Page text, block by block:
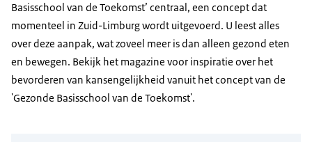
Basisschool van de Toekomst’ centraal, een concept dat
momenteel in Zuid-Limburg wordt uitgevoerd. U leest alles
over deze aanpak, wat zoveel meer is dan alleen gezond eten
en bewegen. Bekijk het magazine voor inspiratie over het
bevorderen van kansengelijkheid vanuit het concept van de
'Gezonde Basisschool van de Toekomst'.